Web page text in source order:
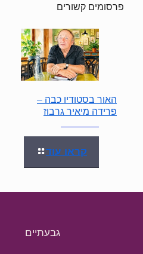
פרסומים קשורים
האור בסטודיו כבה –
פרידה מיאיר גרבוז
קראו עוד
גבעתיים